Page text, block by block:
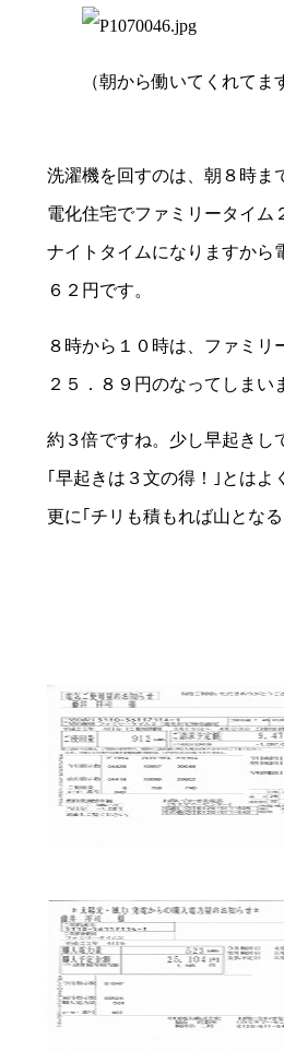
（朝から働いてくれてます
洗濯機を回すのは、朝８時ま
電化住宅でファミリータイム
ナイトタイムになりますから
６２円です。
８時から１０時は、ファミリ
２５．８９円のなってしまい
約３倍ですね。少し早起きし
｢早起きは３文の得！｣とはよ
更に｢チリも積もれば山となる